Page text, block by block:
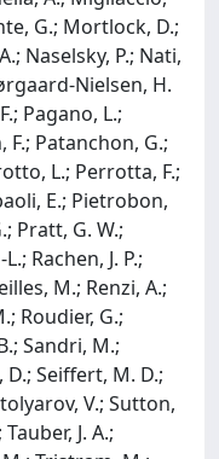
G.; Mortlock, D.;
Naselsky, P.; Nati,
Nielsen, H.
Pagano, L.;
F.; Patanchon, G.;
L.; Perrotta, F.;
E.; Pietrobon,
Pratt, G. W.;
Rachen, J. P.;
M.; Renzi, A.;
Roudier, G.;
Sandri, M.;
Seiffert, M. D.;
V.; Sutton,
J. A.;